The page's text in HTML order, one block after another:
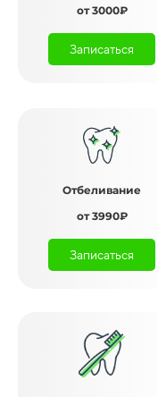
от 3000₽
Записаться
Отбеливание
от 3990₽
Записаться